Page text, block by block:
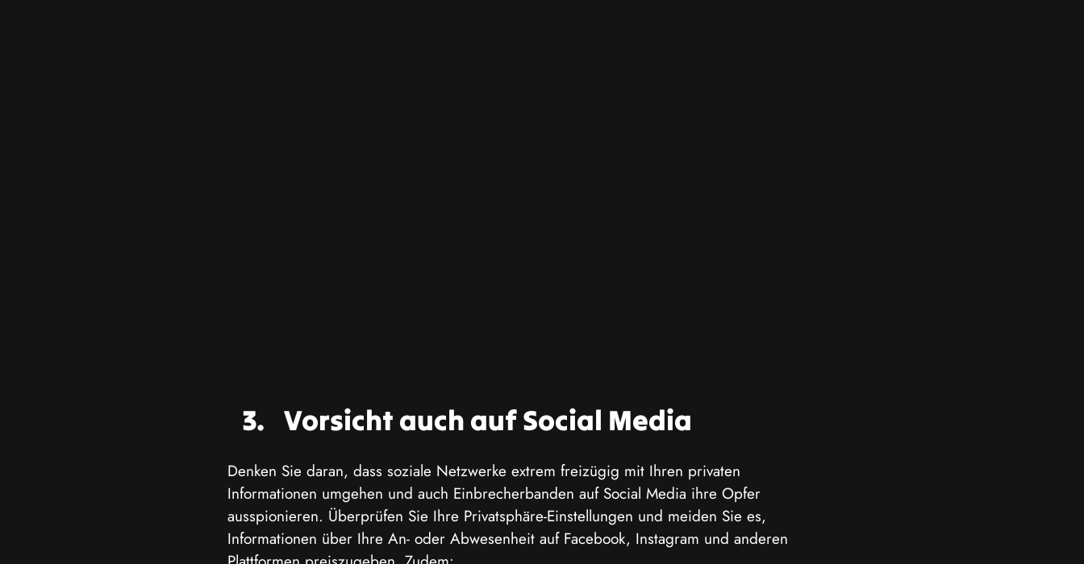
Vorsicht auch auf Social Media
Denken Sie daran, dass soziale Netzwerke extrem freizügig mit Ihren privaten
Informationen umgehen und auch Einbrecherbanden auf Social Media ihre Opfer
ausspionieren. Überprüfen Sie Ihre Privatsphäre-Einstellungen und meiden Sie es,
Informationen über Ihre An- oder Abwesenheit auf Facebook, Instagram und anderen